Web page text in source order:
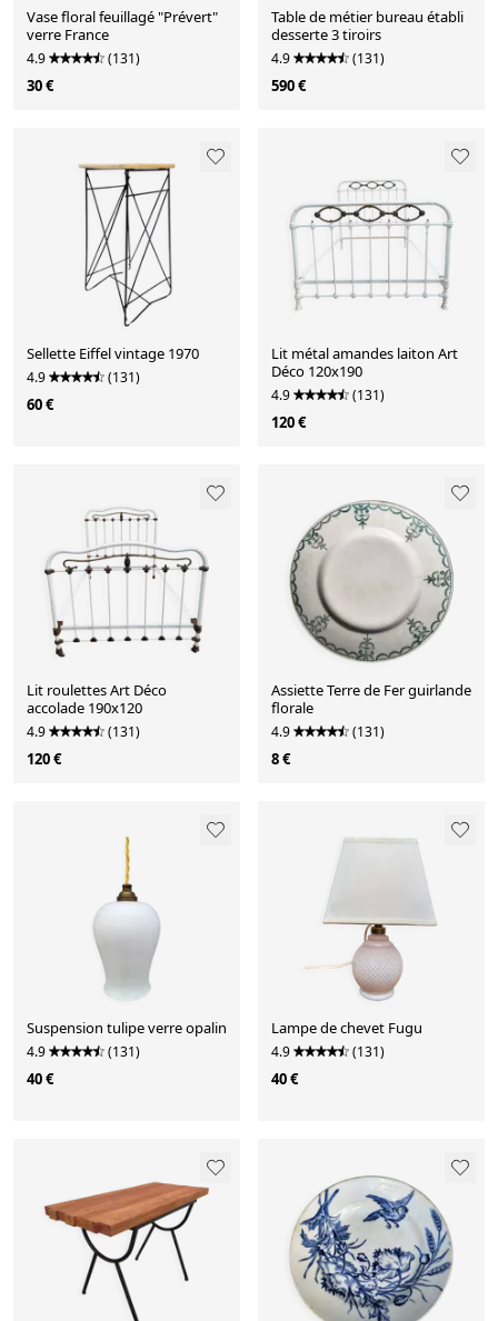
Vase floral feuillagé "Prévert"
verre France
4.9 (131)
30 €
Table de métier bureau établi
desserte 3 tiroirs
4.9 (131)
590 €
Sellette Eiffel vintage 1970
4.9 (131)
60 €
Lit métal amandes laiton Art
Déco 120x190
4.9 (131)
120 €
Lit roulettes Art Déco
accolade 190x120
4.9 (131)
120 €
Assiette Terre de Fer guirlande
florale
4.9 (131)
8 €
Suspension tulipe verre opalin
4.9 (131)
40 €
Lampe de chevet Fugu
4.9 (131)
40 €